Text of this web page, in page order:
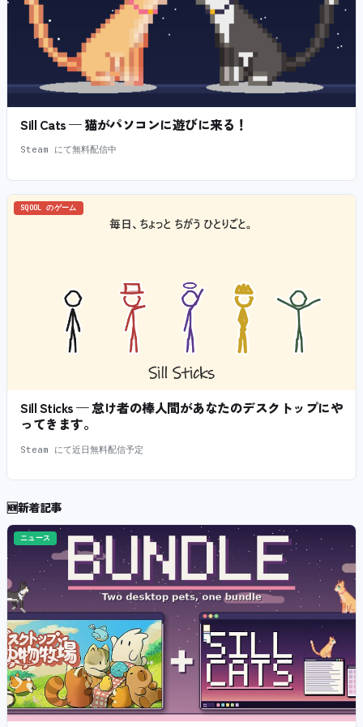
Sill Cats — 猫がパソコンに遊びに来る！
Steam にて無料配信中
SQOOL のゲーム
Sill Sticks — 怠け者の棒人間があなたのデスクトップにや
ってきます。
Steam にて近日無料配信予定
🆕新着記事
ニュース